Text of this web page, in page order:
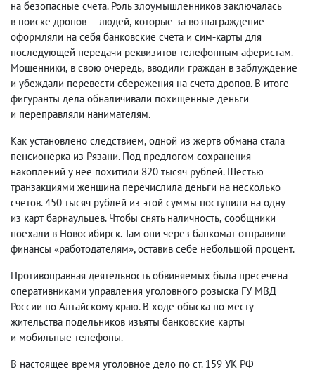
на безопасные счета. Роль злоумышленников заключалась
в поиске дропов — людей, которые за вознаграждение
оформляли на себя банковские счета и сим-карты для
последующей передачи реквизитов телефонным аферистам.
Мошенники, в свою очередь, вводили граждан в заблуждение
и убеждали перевести сбережения на счета дропов. В итоге
фигуранты дела обналичивали похищенные деньги
и переправляли нанимателям.
Как установлено следствием, одной из жертв обмана стала
пенсионерка из Рязани. Под предлогом сохранения
накоплений у нее похитили 820 тысяч рублей. Шестью
транзакциями женщина перечислила деньги на несколько
счетов. 450 тысяч рублей из этой суммы поступили на одну
из карт барнаульцев. Чтобы снять наличность, сообщники
поехали в Новосибирск. Там они через банкомат отправили
финансы «работодателям», оставив себе небольшой процент.
Противоправная деятельность обвиняемых была пресечена
оперативниками управления уголовного розыска ГУ МВД
России по Алтайскому краю. В ходе обыска по месту
жительства подельников изъяты банковские карты
и мобильные телефоны.
В настоящее время уголовное дело по ст. 159 УК РФ